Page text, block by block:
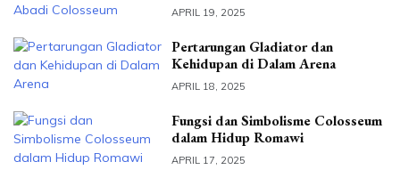
APRIL 19, 2025
Pertarungan Gladiator dan
Kehidupan di Dalam Arena
APRIL 18, 2025
Fungsi dan Simbolisme Colosseum
dalam Hidup Romawi
APRIL 17, 2025